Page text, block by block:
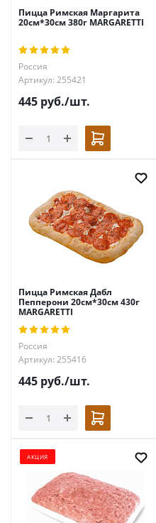
Пицца Римская Маргарита
20см*30см 380г MARGARETTI
Россия
Артикул: 255421
445 руб./шт.
Пицца Римская Дабл
Пепперони 20см*30см 430г
MARGARETTI
Россия
Артикул: 255416
445 руб./шт.
АКЦИЯ